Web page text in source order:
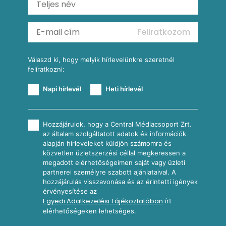
Köretek
Reggeli receptek
Feliratkozom
Válaszd ki, hogy melyik hírlevelünkre szeretnél
felíratkozni:
Napi hírlevél Heti hírlevél
Hozzájárulok, hogy a Central Médiacsoport Zrt.
az általam szolgáltatott adatok és információk
alapján hírleveleket küldjön számomra és
közvetlen üzletszerzési céllal megkeressen a
megadott elérhetőségeimen saját vagy üzleti
partnerei személyre szabott ajánlataival. A
hozzájárulás visszavonása és az érintetti igények
érvényesítése az
Egyedi Adatkezelési Tájékoztatóban írt
elérhetőségeken lehetséges.